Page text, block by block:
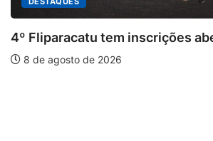
abertas para o...